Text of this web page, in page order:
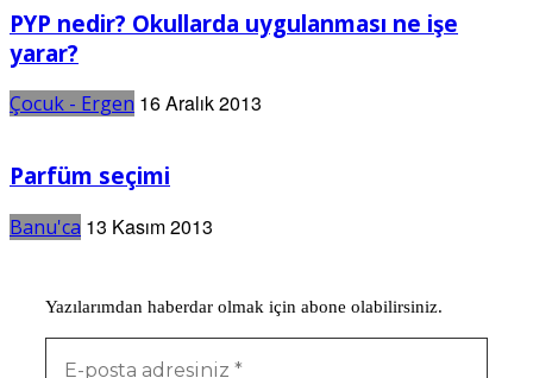
PYP nedir? Okullarda uygulanması ne işe
yarar?
Çocuk - Ergen 16 Aralık 2013
Parfüm seçimi
Banu'ca 13 Kasım 2013
Yazılarımdan haberdar olmak için abone olabilirsiniz.